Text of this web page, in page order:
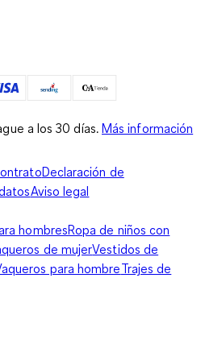
a los 30 días. Más información
Declaración de
Aviso legal
hombresRopa de niños con
de mujerVestidos de
para hombreTrajes de